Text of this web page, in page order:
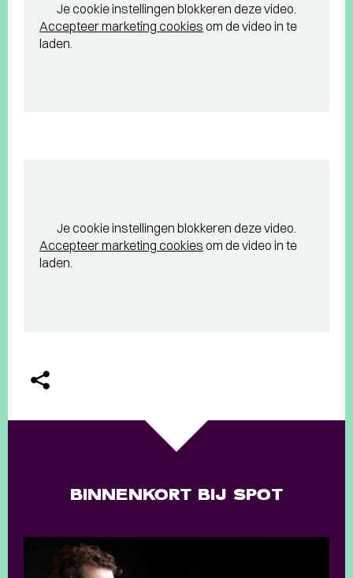
Je cookie instellingen blokkeren deze video.
Accepteer marketing cookies om de video in te
laden.
Je cookie instellingen blokkeren deze video.
Accepteer marketing cookies om de video in te
laden.
BINNENKORT BIJ SPOT